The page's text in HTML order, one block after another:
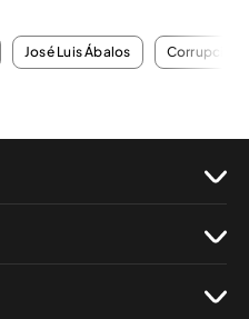
José Luis Ábalos Corrupción